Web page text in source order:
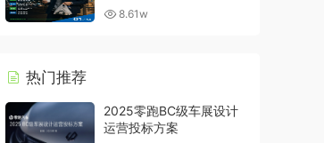
8.61w
热门推荐
2025零跑BC级车展设计
运营投标方案